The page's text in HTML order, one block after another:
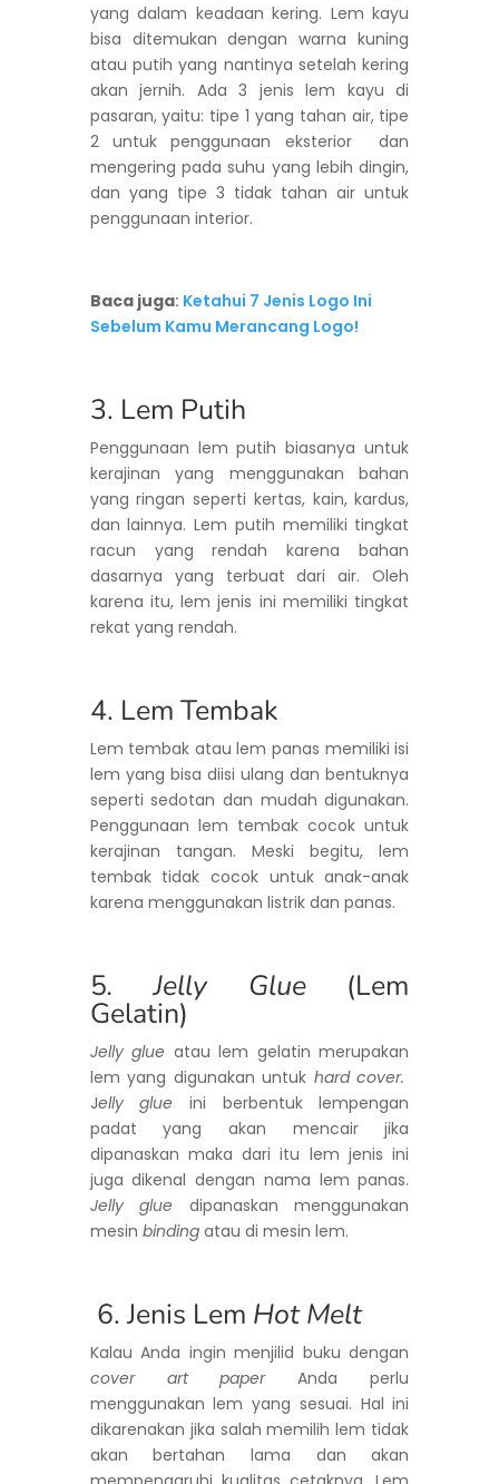
yang dalam keadaan kering. Lem kayu
bisa ditemukan dengan warna kuning
atau putih yang nantinya setelah kering
akan jernih. Ada 3 jenis lem kayu di
pasaran, yaitu: tipe 1 yang tahan air, tipe
2 untuk penggunaan eksterior dan
mengering pada suhu yang lebih dingin,
dan yang tipe 3 tidak tahan air untuk
penggunaan interior.
Baca juga: Ketahui 7 Jenis Logo Ini
Sebelum Kamu Merancang Logo!
3. Lem Putih
Penggunaan lem putih biasanya untuk
kerajinan yang menggunakan bahan
yang ringan seperti kertas, kain, kardus,
dan lainnya. Lem putih memiliki tingkat
racun yang rendah karena bahan
dasarnya yang terbuat dari air. Oleh
karena itu, lem jenis ini memiliki tingkat
rekat yang rendah.
4. Lem Tembak
Lem tembak atau lem panas memiliki isi
lem yang bisa diisi ulang dan bentuknya
seperti sedotan dan mudah digunakan.
Penggunaan lem tembak cocok untuk
kerajinan tangan. Meski begitu, lem
tembak tidak cocok untuk anak-anak
karena menggunakan listrik dan panas.
5. Jelly Glue(Lem
Gelatin)
Jelly glue atau lem gelatin merupakan
lem yang digunakan untuk hard cover.
Jelly glue ini berbentuk lempengan
padat yang akan mencair jika
dipanaskan maka dari itu lem jenis ini
juga dikenal dengan nama lem panas.
Jelly glue dipanaskan menggunakan
mesin bindingatau di mesin lem.
6. Jenis Lem Hot Melt
Kalau Anda ingin menjilid buku dengan
cover art paperAnda perlu
menggunakan lem yang sesuai. Hal ini
dikarenakan jika salah memilih lem tidak
akan bertahan lama dan akan